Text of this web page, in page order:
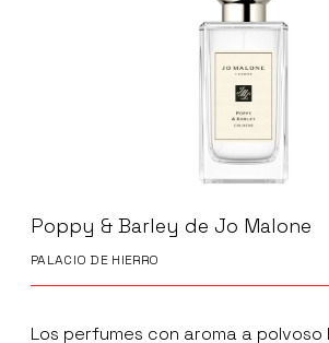
Poppy & Barley de Jo Malone
PALACIO DE HIERRO
Los perfumes con aroma a